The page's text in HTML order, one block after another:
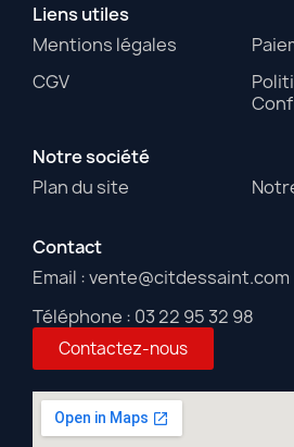
Liens utiles
Mentions légales
CGV
Notre société
Plan du site
Contact
Email : vente@citdessaint.com
Téléphone : 03 22 95 32 98
Contactez-nous